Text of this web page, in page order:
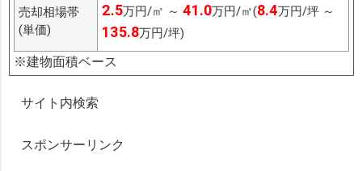
売却相場帯
(単価)
2.5万円/㎡ ～ 41.0万円/㎡(8.4万円/坪 ～
135.8万円/坪)
※建物面積ベース
サイト内検索
スポンサーリンク